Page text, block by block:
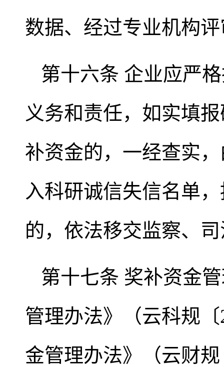
数据、经过专业机构
第十六条 企业应严
义务和责任，如实填
补资金的，一经查实
入科研诚信失信名单
的，依法移交监察、
第十七条 奖补资金
管理办法》（云科规
金管理办法》（云财